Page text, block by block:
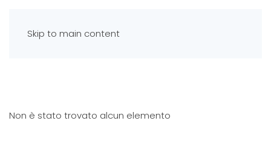
Skip to main content
Non è stato trovato alcun elemento